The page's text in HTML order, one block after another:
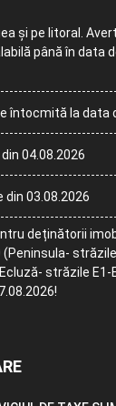
și pe litoral.
până în data
întocmită la data
04.08.2026
03.08.2026
deținătorii
străzile E1-